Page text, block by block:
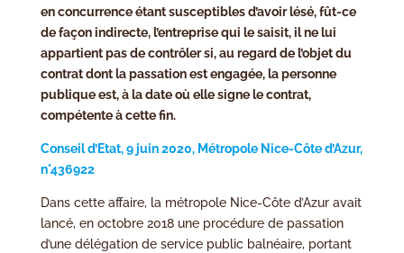
en concurrence étant susceptibles d’avoir lésé, fût-ce
de façon indirecte, l’entreprise qui le saisit, il ne lui
appartient pas de contrôler si, au regard de l’objet du
contrat dont la passation est engagée, la personne
publique est, à la date où elle signe le contrat,
compétente à cette fin.
Conseil d’Etat, 9 juin 2020, Métropole Nice-Côte d’Azur,
n°436922
Dans cette affaire, la métropole Nice-Côte d’Azur avait
lancé, en octobre 2018 une procédure de passation
d’une délégation de service public balnéaire, portant